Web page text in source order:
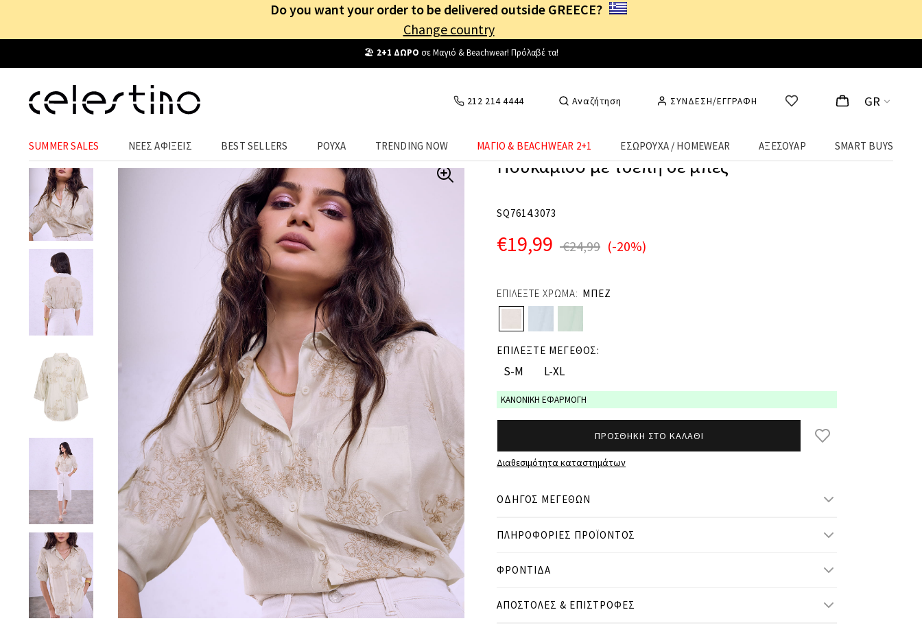
Do you want your order to be delivered outside GREECE?
Change country
Δωρεάν Μεταφορικά από25€! Συνδέσου κι επωφελήσου
212 214 4444 Αναζήτηση ΣΥΝΔΕΣΗ/ΕΓΓΡΑΦΗ GR
SUMMER SALES ΝΕΕΣ ΑΦΙΞΕΙΣ BEST SELLERS ΡΟΥΧΑ TRENDING NOW ΜΑΓΙΟ & BEACHWEAR 2+1 ΕΣΩΡΟΥΧΑ / HOMEWEAR ΑΞΕΣΟΥΑΡ SMART BUYS
Πουκάμισο με τσέπη σε μπεζ
SQ7614.3073
€19,99 €24,99 (-20%)
ΕΠΙΛΕΞΤΕ ΧΡΩΜΑ: ΜΠΕΖ
ΕΠΙΛΕΞΤΕ ΜΕΓΕΘΟΣ:
S-M L-XL
ΚΑΝΟΝΙΚΗ ΕΦΑΡΜΟΓΗ
ΠΡΟΣΘΗΚΗ ΣΤΟ ΚΑΛΑΘΙ
Διαθεσιμότητα καταστημάτων
ΟΔΗΓΟΣ ΜΕΓΕΘΩΝ
● ΚΑΝΟΝΙΚΗ ΕΦΑΡΜΟΓΗ
Μετρήσεις προϊόντος
cm
in
S-M
ΠΛΗΡΟΦΟΡΙΕΣ ΠΡΟΪΟΝΤΟΣ
ΦΡΟΝΤΙΔΑ
ΑΠΟΣΤΟΛΕΣ & ΕΠΙΣΤΡΟΦΕΣ